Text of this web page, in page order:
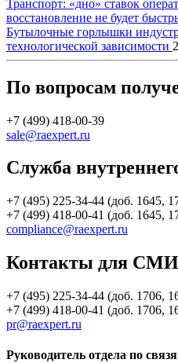
Транспорт: «дно» ставок
восстановление не будет
Бутылочные горлышки
технологической зависимости
По вопросам
+7 (499) 418-00-39
sale@raexpert.ru
Служба
+7 (495) 225-34-44 (доб. 1645,
+7 (499) 418-00-41 (доб. 1645,
compliance@raexpert.ru
Контакты для СМИ
+7 (495) 225-34-44 (доб. 1706,
+7 (499) 418-00-41 (доб. 1706,
pr@raexpert.ru
Руководитель отдела по